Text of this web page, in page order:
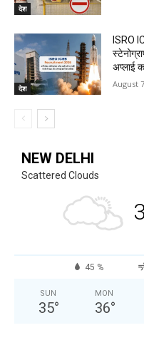
देश
देश
ISRO
अप्लाई
August
NEW DELHI
Scattered Clouds
45 %
SUN
35°
MON
36°